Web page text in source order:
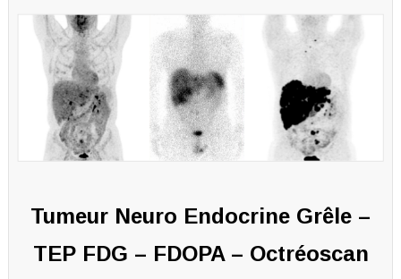
Tumeur Neuro Endocrine Grêle –
TEP FDG – FDOPA – Octréoscan